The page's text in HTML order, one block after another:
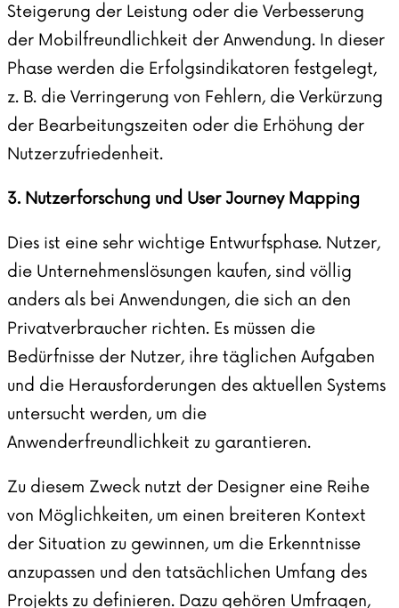
Steigerung der Leistung oder die Verbesserung
der Mobilfreundlichkeit der Anwendung. In dieser
Phase werden die Erfolgsindikatoren festgelegt,
z. B. die Verringerung von Fehlern, die Verkürzung
der Bearbeitungszeiten oder die Erhöhung der
Nutzerzufriedenheit.
3. Nutzerforschung und User Journey Mapping
Dies ist eine sehr wichtige Entwurfsphase. Nutzer,
die Unternehmenslösungen kaufen, sind völlig
anders als bei Anwendungen, die sich an den
Privatverbraucher richten. Es müssen die
Bedürfnisse der Nutzer, ihre täglichen Aufgaben
und die Herausforderungen des aktuellen Systems
untersucht werden, um die
Anwenderfreundlichkeit zu garantieren.
Zu diesem Zweck nutzt der Designer eine Reihe
von Möglichkeiten, um einen breiteren Kontext
der Situation zu gewinnen, um die Erkenntnisse
anzupassen und den tatsächlichen Umfang des
Projekts zu definieren. Dazu gehören Umfragen,